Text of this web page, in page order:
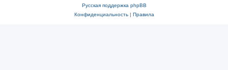
Русская поддержка phpBB
Конфиденциальность| Правила